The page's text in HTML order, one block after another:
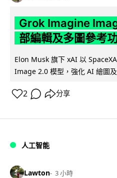
Grok Imagine
部編輯及多圖參考
Elon Musk 旗下 xAI 以
Image 2.0 模型，強化 AI 繪圖
2 分享
人工智能
Lawton 3 小時